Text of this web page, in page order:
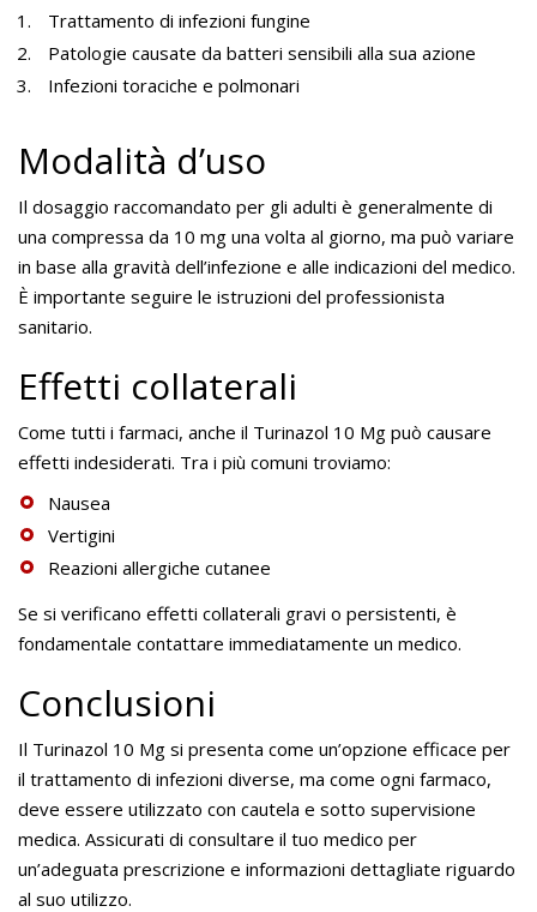
Trattamento di infezioni fungine
Patologie causate da batteri sensibili alla sua azione
Infezioni toraciche e polmonari
Modalità d’uso
Il dosaggio raccomandato per gli adulti è generalmente di
una compressa da 10 mg una volta al giorno, ma può variare
in base alla gravità dell’infezione e alle indicazioni del medico.
È importante seguire le istruzioni del professionista
sanitario.
Effetti collaterali
Come tutti i farmaci, anche il Turinazol 10 Mg può causare
effetti indesiderati. Tra i più comuni troviamo:
Nausea
Vertigini
Reazioni allergiche cutanee
Se si verificano effetti collaterali gravi o persistenti, è
fondamentale contattare immediatamente un medico.
Conclusioni
Il Turinazol 10 Mg si presenta come un’opzione efficace per
il trattamento di infezioni diverse, ma come ogni farmaco,
deve essere utilizzato con cautela e sotto supervisione
medica. Assicurati di consultare il tuo medico per
un’adeguata prescrizione e informazioni dettagliate riguardo
al suo utilizzo.